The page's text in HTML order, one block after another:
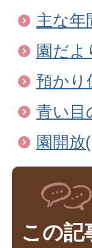
主な年
園だよ
預かり
青い目
園開
この記